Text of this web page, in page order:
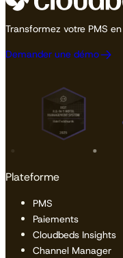
Transformez votre PMS
Demander une démo
Plateforme
PMS
Paiements
Cloudbeds Insights
Channel Manager